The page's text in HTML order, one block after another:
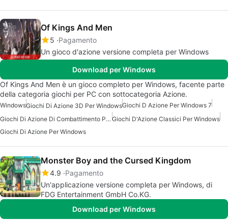
Of Kings And Men
5 Pagamento
Un gioco d'azione versione completa per Windows
Download per Windows
Of Kings And Men è un gioco completo per Windows, facente parte
della categoria giochi per PC con sottocategoria Azione.
WindowsGiochi Di Azione 3D Per WindowsGiochi D Azione Per Windows 7
Giochi Di Azione Di Combattimento Per Windows Giochi D'Azione Classici Per Windows
Giochi Di Azione Per Windows
Monster Boy and the Cursed Kingdom
4.9 Pagamento
Un'applicazione versione completa per Windows, di
FDG Entertainment GmbH Co.KG.
Download per Windows